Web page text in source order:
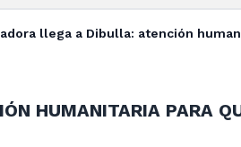
llega a Dibulla: atención
HUMANITARIA PARA